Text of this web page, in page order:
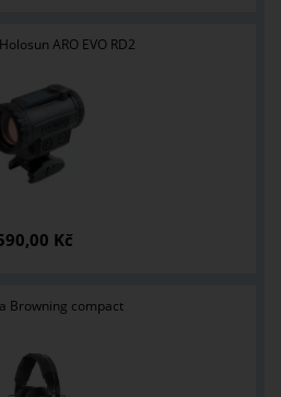
ARO EVO RD2
Kč
Browning compact